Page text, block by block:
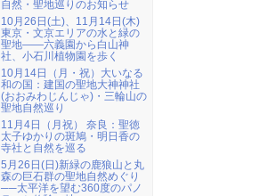
自然・聖地巡りのお知らせ
10月26日(土)、11月14日(木)
東京・文京エリアの水と緑の
聖地――六義園から白山神
社、小石川植物園を歩く
10月14日（月・祝）大いなる
和の国：建国の聖地大神神社
(おおみわじんじゃ)・三輪山の
聖地自然巡り
11月4日（月祝） 奈良：聖徳
太子ゆかりの斑鳩・明日香の
寺社と自然を巡る
5月26日(日)新緑の鹿狼山と丸
森の巨石群の聖地自然めぐり
──太平洋を望む360度のパノ